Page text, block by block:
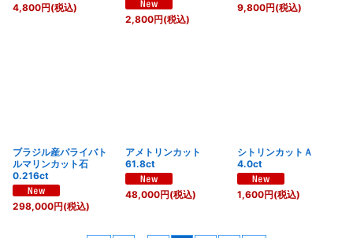
4,800円(税込)
2,800円(税込)
9,800円(税込)
ブラジル産パライバト
ルマリンカット石
0.216ct
298,000円(税込)
アメトリンカット
61.8ct
48,000円(税込)
シトリンカットＡ
4.0ct
1,600円(税込)